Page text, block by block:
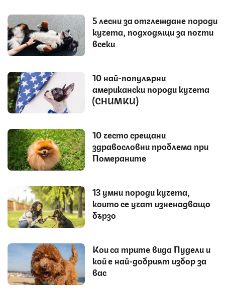
5 лесни за отглеждане породи
кучета, подходящи за почти
всеки
10 най-популярни
американски породи кучета
(СНИМКИ)
10 често срещани
здравословни проблема при
Помераните
13 умни породи кучета,
които се учат изненадващо
бързо
Кои са трите вида Пудели и
кой е най-добрият избор за
вас